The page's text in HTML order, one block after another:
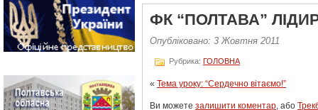
ФК “ПОЛТАВА”
Опубліковано: 3 Жовтня 2011
Рубрика: ГОЛОВНА
« Тема уроку: “Сердечно вітаємо!”
Ви можете залишити коментар, або